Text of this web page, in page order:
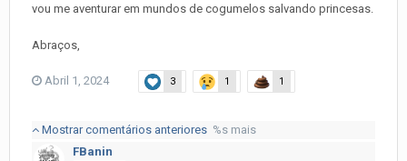
vou me aventurar em mundos de cogumelos salvando princesas.
Abraços,
Abril 1, 2024 3 1 1
Mostrar comentários anteriores %s mais
FBanin